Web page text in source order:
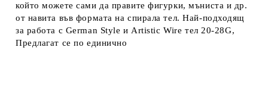
който можете сами да правите фигурки, мъниста и др.
от навита във формата на спирала тел. Най-подходящ
за работа с German Style и Artistic Wire тел 20-28G,
Предлагат се по единично